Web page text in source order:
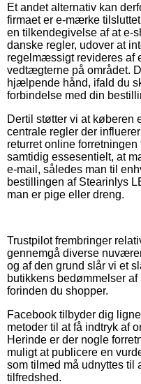
Et andet alternativ kan
firmaet er e-mærke
en tilkendegivelse af at e-
danske regler, udover at
regelmæssigt revideres af
vedtægterne på området.
hjælpende hånd, ifald du
forbindelse med din
Dertil støtter vi at køberen
centrale regler der
returret online
samtidig essesentielt, at
e-mail, således man til
bestillingen af Stearinlys
man er pige eller dreng.
Trustpilot frembringer
gennemgå diverse
og af den grund slår vi et
butikkens bedømmelser
forinden du shopper.
Facebook tilbyder dig
metoder til at få indtryk af
Herinde er der nogle
muligt at publicere en
som tilmed må udnyttes til
tilfredshed.